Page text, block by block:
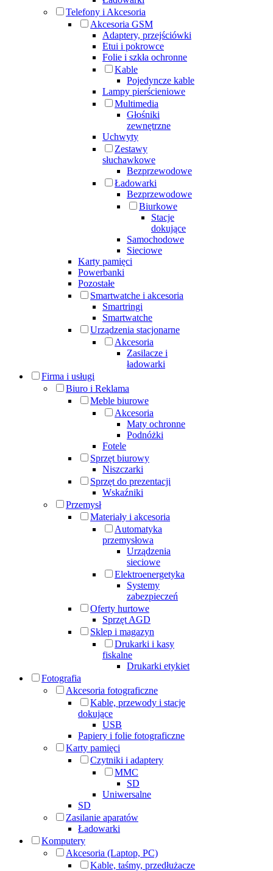
Telefony i Akcesoria
Akcesoria GSM
Adaptery, przejściówki
Etui i pokrowce
Folie i szkła ochronne
Kable
Pojedyncze kable
Lampy pierścieniowe
Multimedia
Głośniki
zewnętrzne
Uchwyty
Zestawy
słuchawkowe
Bezprzewodowe
Ładowarki
Bezprzewodowe
Biurkowe
Stacje
dokujące
Samochodowe
Sieciowe
Karty pamięci
Powerbanki
Pozostałe
Smartwatche i akcesoria
Smartringi
Smartwatche
Urządzenia stacjonarne
Akcesoria
Zasilacze i
ładowarki
Firma i usługi
Biuro i Reklama
Meble biurowe
Akcesoria
Maty ochronne
Podnóżki
Fotele
Sprzęt biurowy
Niszczarki
Sprzęt do prezentacji
Wskaźniki
Przemysł
Materiały i akcesoria
Automatyka
przemysłowa
Urządzenia
sieciowe
Elektroenergetyka
Systemy
zabezpieczeń
Oferty hurtowe
Sprzęt AGD
Sklep i magazyn
Drukarki i kasy
fiskalne
Drukarki etykiet
Fotografia
Akcesoria fotograficzne
Kable, przewody i stacje
dokujące
USB
Papiery i folie fotograficzne
Karty pamięci
Czytniki i adaptery
MMC
SD
Uniwersalne
SD
Zasilanie aparatów
Ładowarki
Komputery
Akcesoria (Laptop, PC)
Kable, taśmy, przedłużacze